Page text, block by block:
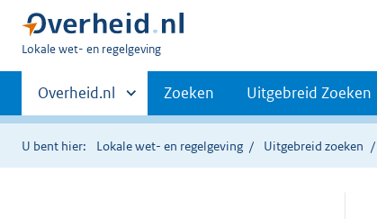
U
hier:
Lokale wet- en regelgeving
Primaire
navigatie
Andere
sites
binnen
Overheid.nl Zoeken Uitgebreid Zoeken
U bent hier: Lokale wet- en regelgeving Uitgebreid zoeken